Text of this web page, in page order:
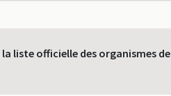
la liste officielle des organismes de